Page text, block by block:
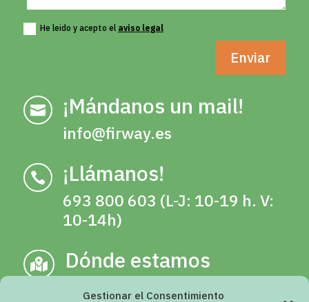
Gestionar el Consentimiento
He leido y acepto el aviso legal
Enviar
 ¡Mándanos un mail!
info@firway.es
 ¡Llámanos!
693 800 603 (L-J: 10-19 h. V:
10-14h)
 Dónde estamos